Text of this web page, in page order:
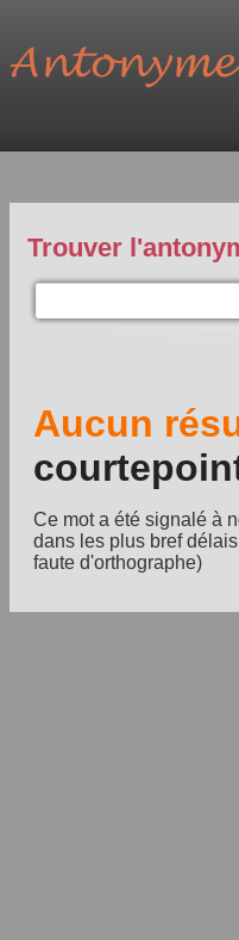
Trouver
Aucun
Ce mot a été signalé à
dans les plus bref
faute d'orthographe)